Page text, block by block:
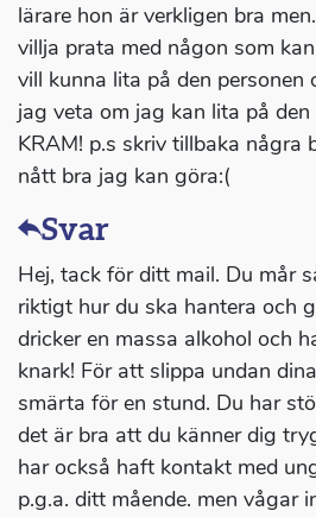
lärare hon är verkligen bra
villja prata med någon som
vill kunna lita på den personen
jag veta om jag kan lita på den
KRAM! p.s skriv tillbaka några
nått bra jag kan göra:(
Svar
Hej, tack för ditt mail. Du mår
riktigt hur du ska hantera och
dricker en massa alkohol och
knark! För att slippa undan
smärta för en stund. Du har
det är bra att du känner dig
har också haft kontakt med
p.g.a. ditt mående. men vågar